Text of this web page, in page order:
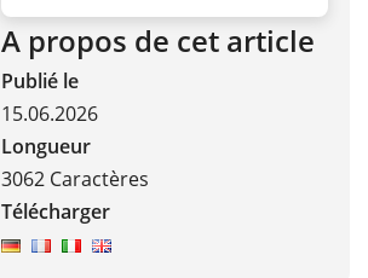
A propos de cet article
Publié le
15.06.2026
Longueur
3062 Caractères
Télécharger